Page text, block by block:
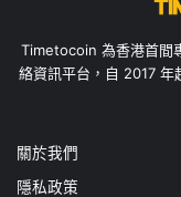
Timetocoin 為香港首間
絡資訊平台，自 2017 年
關於我們
隱私政策